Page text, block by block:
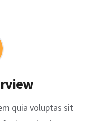
quia voluptas sit